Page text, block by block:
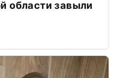
области завыли